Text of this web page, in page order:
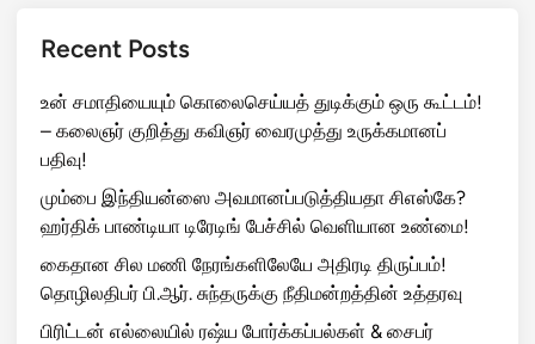
Recent Posts
உன் சமாதியையும் கொலைசெய்யத் துடிக்கும் ஒரு கூட்டம்!
– கலைஞர் குறித்து கவிஞர் வைரமுத்து உருக்கமானப்
பதிவு!
மும்பை இந்தியன்ஸை அவமானப்படுத்தியதா சிஎஸ்கே?
ஹர்திக் பாண்டியா டிரேடிங் பேச்சில் வெளியான உண்மை!
கைதான சில மணி நேரங்களிலேயே அதிரடி திருப்பம்!
தொழிலதிபர் பி.ஆர். சுந்தருக்கு நீதிமன்றத்தின் உத்தரவு
பிரிட்டன் எல்லையில் ரஷ்ய போர்க்கப்பல்கள் & சைபர்